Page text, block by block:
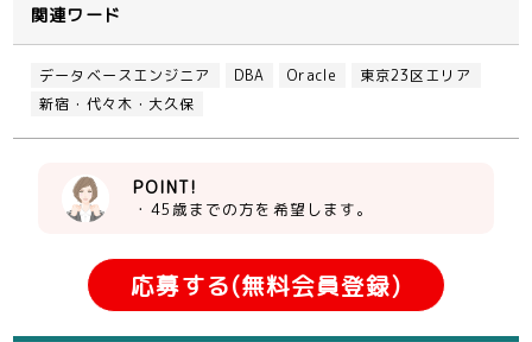
関連ワード
データベースエンジニア DBA Oracle
東京23区エリア
新宿・代々木・大久保
POINT!
・45歳までの方を希望します。
応募する(無料会員登録)